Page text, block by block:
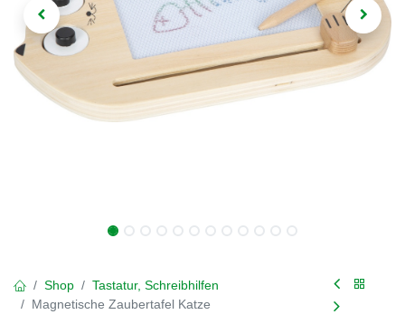
Shop
Tastatur, Schreibhilfen
Magnetische Zaubertafel Katze